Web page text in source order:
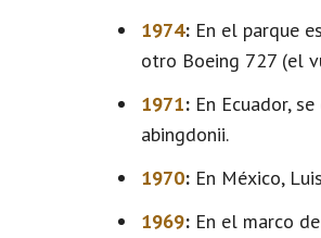
1974: En el parque
otro Boeing 727 (el
1971: En Ecuador,
abingdonii.
1970: En México,
1969: En el marco